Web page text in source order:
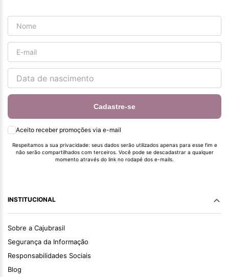
Cadastre-se
Aceito receber promoções via e-mail
Respeitamos a sua privacidade: seus dados serão utilizados apenas para esse fim e
não serão compartilhados com terceiros. Você pode se descadastrar a qualquer
momento através do link no rodapé dos e-mails.
INSTITUCIONAL
Sobre a Cajubrasil
Segurança da Informação
Responsabilidades Sociais
Blog